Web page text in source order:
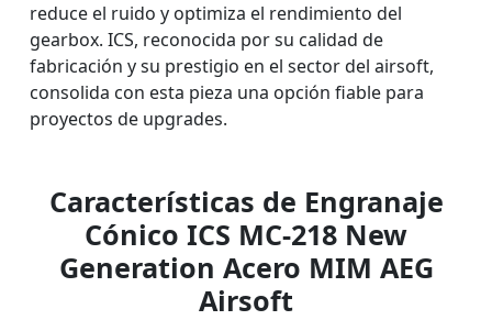
reduce el ruido y optimiza el rendimiento del
gearbox. ICS, reconocida por su calidad de
fabricación y su prestigio en el sector del airsoft,
consolida con esta pieza una opción fiable para
proyectos de upgrades.
Características de Engranaje
Cónico ICS MC-218 New
Generation Acero MIM AEG
Airsoft